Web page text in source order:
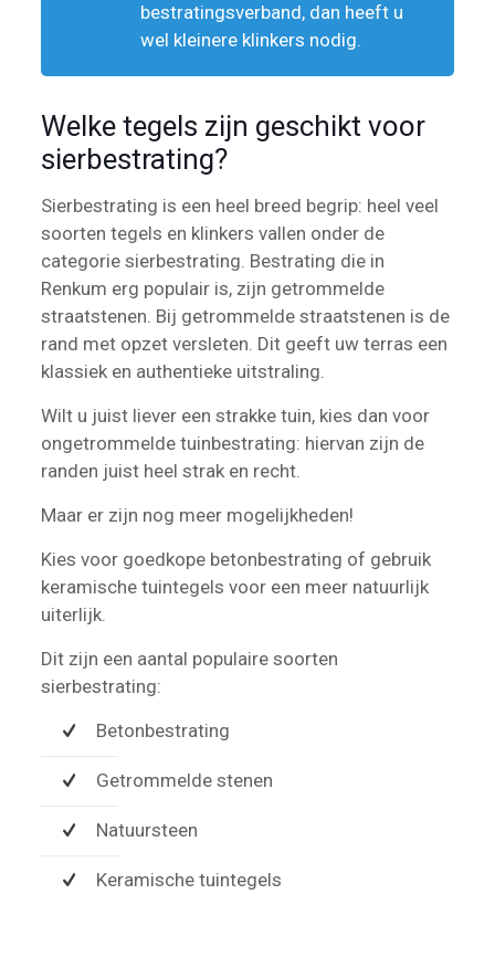
bestratingsverband, dan heeft u
wel kleinere klinkers nodig.
Welke tegels zijn geschikt voor
sierbestrating?
Sierbestrating is een heel breed begrip: heel veel
soorten tegels en klinkers vallen onder de
categorie sierbestrating. Bestrating die in
Renkum erg populair is, zijn getrommelde
straatstenen. Bij getrommelde straatstenen is de
rand met opzet versleten. Dit geeft uw terras een
klassiek en authentieke uitstraling.
Wilt u juist liever een strakke tuin, kies dan voor
ongetrommelde tuinbestrating: hiervan zijn de
randen juist heel strak en recht.
Maar er zijn nog meer mogelijkheden!
Kies voor goedkope betonbestrating of gebruik
keramische tuintegels voor een meer natuurlijk
uiterlijk.
Dit zijn een aantal populaire soorten
sierbestrating:
Betonbestrating
Getrommelde stenen
Natuursteen
Keramische tuintegels